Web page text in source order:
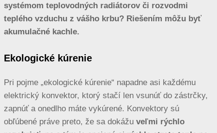
systémom teplovodných radiátorov či rozvodmi
teplého vzduchu z vášho krbu? Riešením môžu byť
akumulačné kachle.
Ekologické kúrenie
Pri pojme „ekologické kúrenie“ napadne asi každému
elektrický konvektor, ktorý stačí len vsunúť do zástrčky,
zapnúť a onedlho máte vykúrené. Konvektory sú
obľúbené práve preto, že sa dokážu veľmi rýchlo